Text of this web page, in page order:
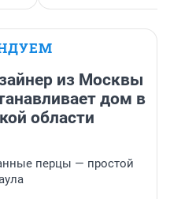
из Москвы
дом в
области
перцы — простой